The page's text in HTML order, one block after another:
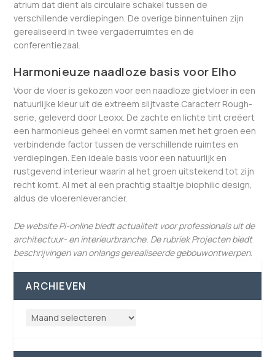
atrium dat dient als circulaire schakel tussen de
verschillende verdiepingen. De overige binnentuinen zijn
gerealiseerd in twee vergaderruimtes en de
conferentiezaal.
Harmonieuze naadloze basis voor Elho
Voor de vloer is gekozen voor een naadloze gietvloer in een
natuurlijke kleur uit de extreem slijtvaste Caracterr Rough-
serie, geleverd door Leoxx. De zachte en lichte tint creëert
een harmonieus geheel en vormt samen met het groen een
verbindende factor tussen de verschillende ruimtes en
verdiepingen. Een ideale basis voor een natuurlijk en
rustgevend interieur waarin al het groen uitstekend tot zijn
recht komt. Al met al een prachtig staaltje biophilic design,
aldus de vloerenleverancier.
De website Pi-online biedt actualiteit voor professionals uit de
architectuur- en interieurbranche. De rubriek Projecten biedt
beschrijvingen van onlangs gerealiseerde gebouwontwerpen.
ARCHIEVEN